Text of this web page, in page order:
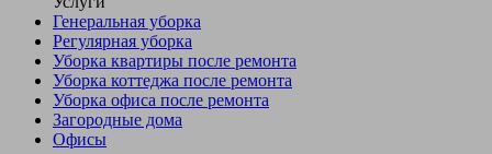
Генеральная уборка
Регулярная уборка
Уборка квартиры после ремонта
Уборка коттеджа после ремонта
Уборка офиса после ремонта
Загородные дома
Офисы